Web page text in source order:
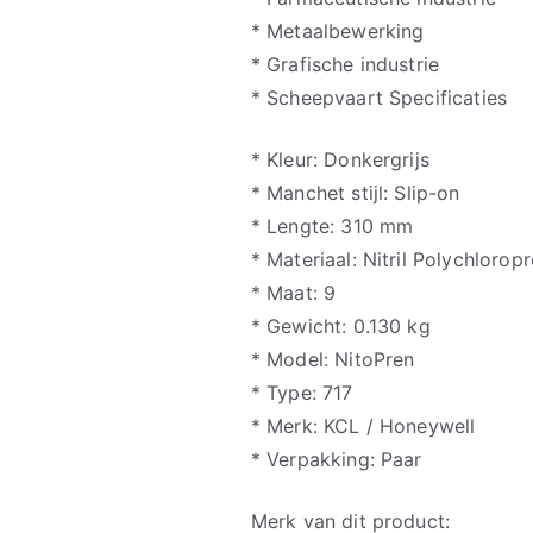
* Metaalbewerking
* Grafische industrie
* Scheepvaart Specificaties
* Kleur: Donkergrijs
* Manchet stijl: Slip-on
* Lengte: 310 mm
* Materiaal: Nitril
* Maat: 9
* Gewicht: 0.130 kg
* Model: NitoPren
* Type: 717
* Merk: KCL / Honeywell
* Verpakking: Paar
Merk van dit product: